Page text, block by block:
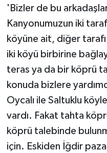
'Bizler de bu
Kanyonumuzun iki
köyüne ait, diğer
iki köyü birbirine
teras ya da bir köprü
konuda bizlere
Oycalı ile Saltuklu
vardı. Fakat tahta
köprü talebinde
için. Eskiden İğdir